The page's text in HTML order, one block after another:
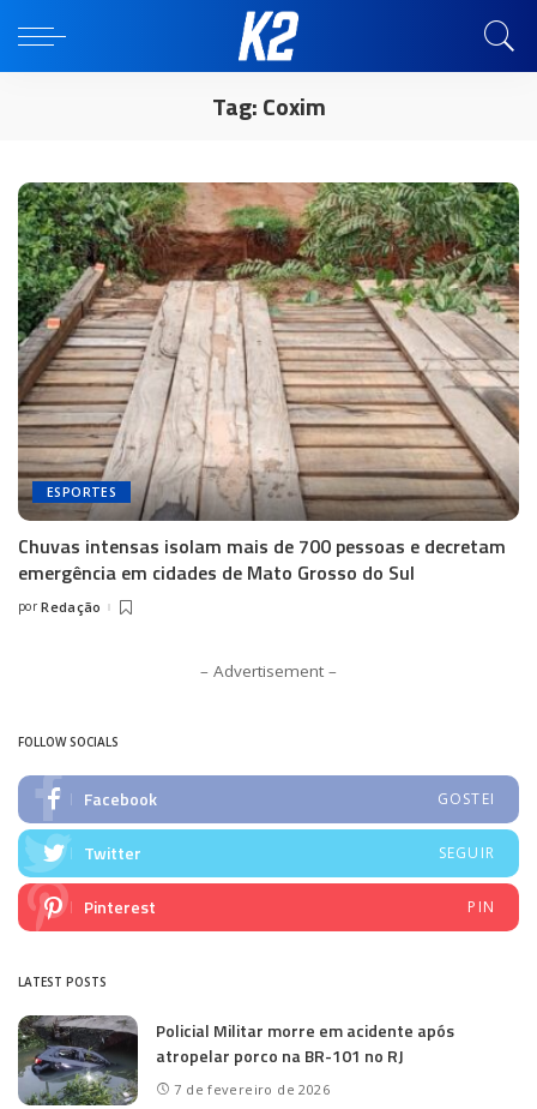
Tag:Coxim
ESPORTES
Chuvas intensas isolam mais de 700 pessoas e decretam
emergência em cidades de Mato Grosso do Sul
Posted
por Redação
– Advertisement –
FOLLOW SOCIALS
Facebook GOSTEI
Twitter SEGUIR
Pinterest PIN
LATEST POSTS
Policial Militar morre em acidente após
atropelar porco na BR-101 no RJ
7 de fevereiro de 2026